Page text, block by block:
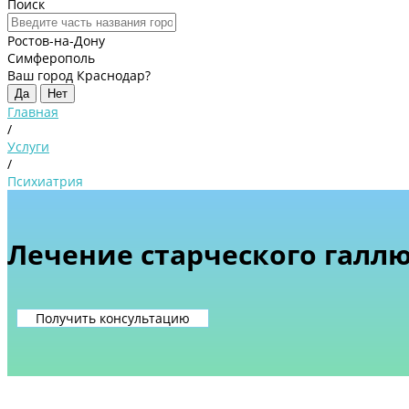
Поиск
Ростов-на-Дону
Симферополь
Ваш город Краснодар?
Да Нет
Главная
/
Услуги
/
Психиатрия
Лечение старческого
Получить консультацию